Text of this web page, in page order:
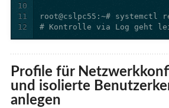
10
11
12
# Kontrolle via Log geht
Profile für
und isolierte
anlegen